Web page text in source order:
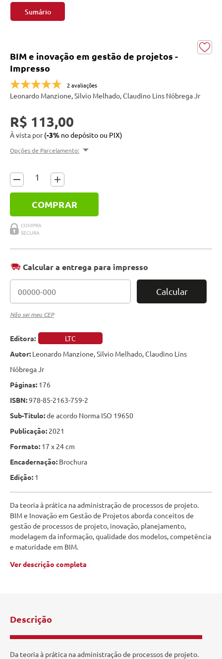
Editora:
LTC
Autor: Leonardo Manzione, Silvio Melhado, Claudino Lins
Nóbrega Jr
Páginas: 176
ISBN:978-85-2163-759-2
Sub-Título:de acordo Norma ISO 19650
Publicação: 2021
Formato: 17 x 24 cm
Encadernação: Brochura
Edição: 1
Da teoria à prática na administração de processos de projeto.
BIM e Inovação em Gestão de Projetos aborda conceitos de
gestão de processos de projeto, inovação, planejamento,
modelagem da informação, qualidade dos modelos, competência
e maturidade em BIM.
Ver descrição completa
Sumário
BIM e inovação em gestão de projetos -
Impresso
2 avaliações
Leonardo Manzione, Silvio Melhado, Claudino Lins Nóbrega Jr
R$ 113,00
À vista por(-3% no depósito ou PIX)
Opções de Parcelamento:
COMPRAR
Calcular a entrega para impresso
Calcular
Não sei meu CEP
Descrição
Da teoria à prática na administração de processos de projeto.